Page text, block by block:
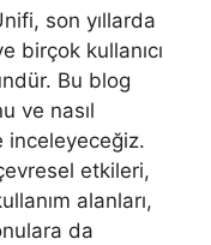
son yıllarda
birçok kullanıcı
Bu blog
ve nasıl
inceleyeceğiz.
etkileri,
alanları,
da